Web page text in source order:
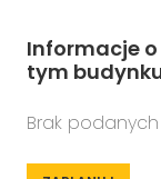
Informacje
tym
Brak